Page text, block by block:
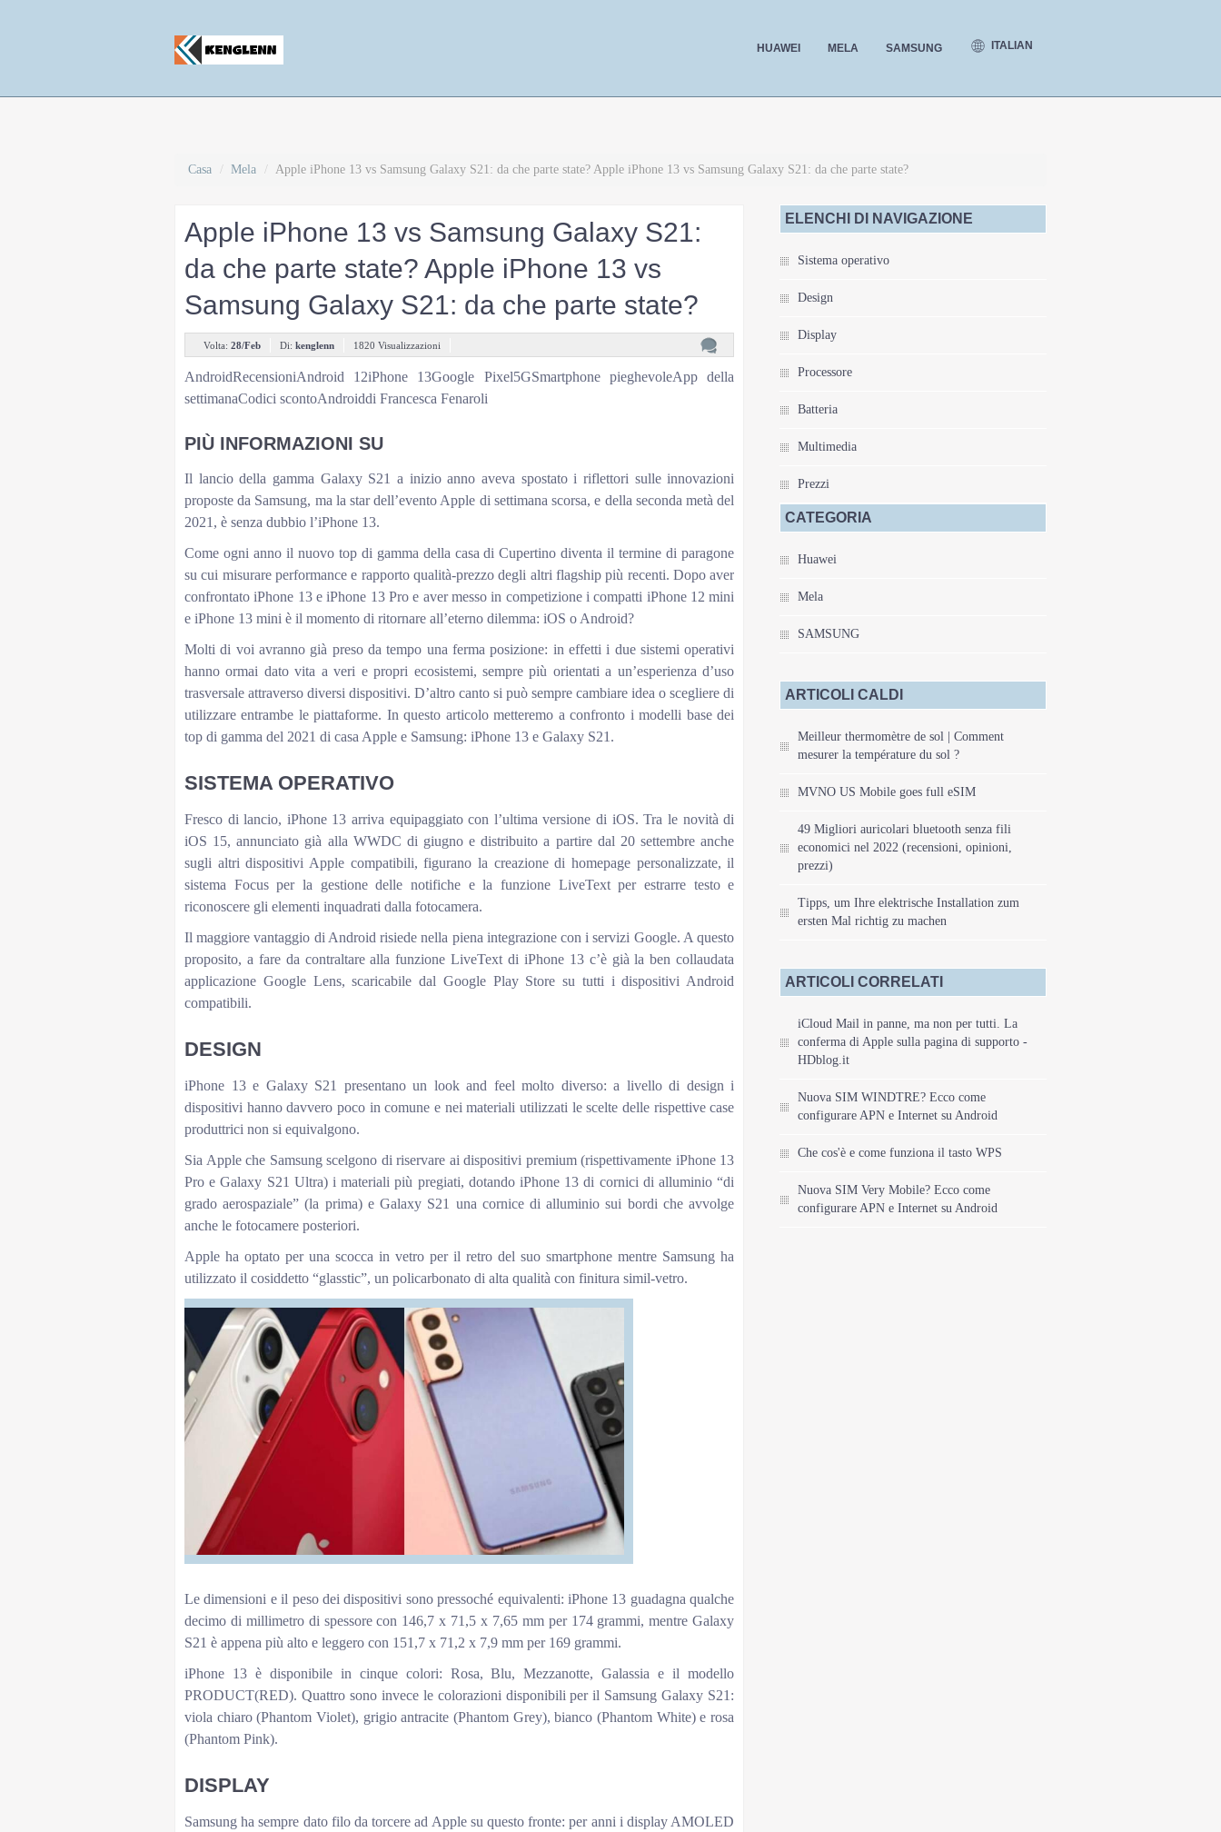
HUAWEI MELA SAMSUNG ITALIAN
Casa / Mela / Apple iPhone 13 vs Samsung Galaxy S21: da che parte state? Apple iPhone 13 vs Samsung Galaxy S21: da che parte state?
Apple iPhone 13 vs Samsung Galaxy S21:
da che parte state? Apple iPhone 13 vs
Samsung Galaxy S21: da che parte state?
Volta: 28/Feb Di: kenglenn 1820 Visualizzazioni
AndroidRecensioniAndroid 12iPhone 13Google Pixel5GSmartphone pieghevoleApp della
settimanaCodici scontoAndroiddi Francesca Fenaroli
PIÙ INFORMAZIONI SU
Il lancio della gamma Galaxy S21 a inizio anno aveva spostato i riflettori sulle innovazioni
proposte da Samsung, ma la star dell’evento Apple di settimana scorsa, e della seconda metà del
2021, è senza dubbio l’iPhone 13.
Come ogni anno il nuovo top di gamma della casa di Cupertino diventa il termine di paragone
su cui misurare performance e rapporto qualità-prezzo degli altri flagship più recenti. Dopo aver
confrontato iPhone 13 e iPhone 13 Pro e aver messo in competizione i compatti iPhone 12 mini
e iPhone 13 mini è il momento di ritornare all’eterno dilemma: iOS o Android?
Molti di voi avranno già preso da tempo una ferma posizione: in effetti i due sistemi operativi
hanno ormai dato vita a veri e propri ecosistemi, sempre più orientati a un’esperienza d’uso
trasversale attraverso diversi dispositivi. D’altro canto si può sempre cambiare idea o scegliere di
utilizzare entrambe le piattaforme. In questo articolo metteremo a confronto i modelli base dei
top di gamma del 2021 di casa Apple e Samsung: iPhone 13 e Galaxy S21.
SISTEMA OPERATIVO
Fresco di lancio, iPhone 13 arriva equipaggiato con l’ultima versione di iOS. Tra le novità di
iOS 15, annunciato già alla WWDC di giugno e distribuito a partire dal 20 settembre anche
sugli altri dispositivi Apple compatibili, figurano la creazione di homepage personalizzate, il
sistema Focus per la gestione delle notifiche e la funzione LiveText per estrarre testo e
riconoscere gli elementi inquadrati dalla fotocamera.
Il maggiore vantaggio di Android risiede nella piena integrazione con i servizi Google. A questo
proposito, a fare da contraltare alla funzione LiveText di iPhone 13 c’è già la ben collaudata
applicazione Google Lens, scaricabile dal Google Play Store su tutti i dispositivi Android
compatibili.
DESIGN
iPhone 13 e Galaxy S21 presentano un look and feel molto diverso: a livello di design i
dispositivi hanno davvero poco in comune e nei materiali utilizzati le scelte delle rispettive case
produttrici non si equivalgono.
Sia Apple che Samsung scelgono di riservare ai dispositivi premium (rispettivamente iPhone 13
Pro e Galaxy S21 Ultra) i materiali più pregiati, dotando iPhone 13 di cornici di alluminio “di
grado aerospaziale” (la prima) e Galaxy S21 una cornice di alluminio sui bordi che avvolge
anche le fotocamere posteriori.
Apple ha optato per una scocca in vetro per il retro del suo smartphone mentre Samsung ha
utilizzato il cosiddetto “glasstic”, un policarbonato di alta qualità con finitura simil-vetro.
Le dimensioni e il peso dei dispositivi sono pressoché equivalenti: iPhone 13 guadagna qualche
decimo di millimetro di spessore con 146,7 x 71,5 x 7,65 mm per 174 grammi, mentre Galaxy
S21 è appena più alto e leggero con 151,7 x 71,2 x 7,9 mm per 169 grammi.
iPhone 13 è disponibile in cinque colori: Rosa, Blu, Mezzanotte, Galassia e il modello
PRODUCT(RED). Quattro sono invece le colorazioni disponibili per il Samsung Galaxy S21:
viola chiaro (Phantom Violet), grigio antracite (Phantom Grey), bianco (Phantom White) e rosa
(Phantom Pink).
DISPLAY
Samsung ha sempre dato filo da torcere ad Apple su questo fronte: per anni i display AMOLED
ELENCHI DI NAVIGAZIONE
Sistema operativo
Design
Display
Processore
Batteria
Multimedia
Prezzi
CATEGORIA
Huawei
Mela
SAMSUNG
ARTICOLI CALDI
Meilleur thermomètre de sol | Comment
mesurer la température du sol ?
MVNO US Mobile goes full eSIM
49 Migliori auricolari bluetooth senza fili
economici nel 2022 (recensioni, opinioni,
prezzi)
Tipps, um Ihre elektrische Installation zum
ersten Mal richtig zu machen
ARTICOLI CORRELATI
iCloud Mail in panne, ma non per tutti. La
conferma di Apple sulla pagina di supporto -
HDblog.it
Nuova SIM WINDTRE? Ecco come
configurare APN e Internet su Android
Che cos'è e come funziona il tasto WPS
Nuova SIM Very Mobile? Ecco come
configurare APN e Internet su Android